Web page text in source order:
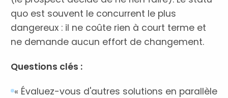
quo est souvent le concurrent le plus
dangereux : il ne coûte rien à court terme et
ne demande aucun effort de changement.
Questions clés :
« Évaluez-vous d'autres solutions en parallèle